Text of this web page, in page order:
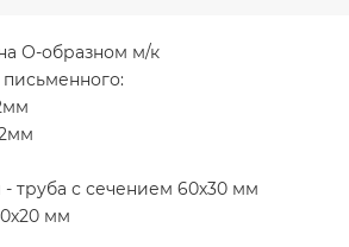
О-образном м/к
труба с сечением 60х30 мм
мм